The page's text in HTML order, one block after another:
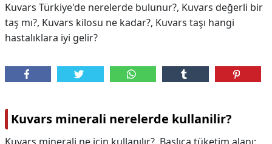
Kuvars Türkiye'de nerelerde bulunur?, Kuvars değerli bir
taş mı?, Kuvars kilosu ne kadar?, Kuvars taşı hangi
hastalıklara iyi gelir?
Kuvars minerali nerelerde kullanilir?